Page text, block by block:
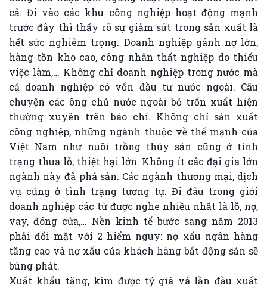
cả. Đi vào các khu công nghiệp hoạt động mạnh
trước đây thì thấy rõ sự giảm sút trong sản xuất là
hết sức nghiêm trọng. Doanh nghiệp gánh nợ lớn,
hàng tồn kho cao, công nhân thất nghiệp do thiếu
việc làm,… Không chỉ doanh nghiệp trong nước mà
cả doanh nghiệp có vốn đầu tư nước ngoài. Câu
chuyện các ông chủ nước ngoài bỏ trốn xuất hiện
thường xuyên trên báo chí. Không chỉ sản xuất
công nghiệp, những ngành thuộc về thế mạnh của
Việt Nam như nuôi trồng thủy sản cũng ở tình
trạng thua lỗ, thiệt hại lớn. Không ít các đại gia lớn
ngành này đã phá sản. Các ngành thương mại, dịch
vụ cũng ở tình trạng tương tự. Đi đâu trong giới
doanh nghiệp các từ được nghe nhiều nhất là lỗ, nợ,
vay, đóng cửa,… Nền kinh tế bước sang năm 2013
phải đối mặt với 2 hiểm nguy: nợ xấu ngân hàng
tăng cao và nợ xấu của khách hàng bất động sản sẽ
bùng phát.
Xuất khẩu tăng, kìm được tỷ giá và lần đầu xuất